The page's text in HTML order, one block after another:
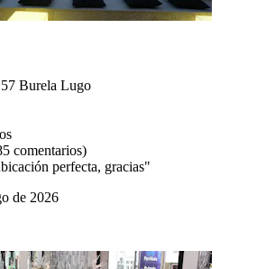
Burela Lugo
comentarios)
perfecta, gracias"
de 2026